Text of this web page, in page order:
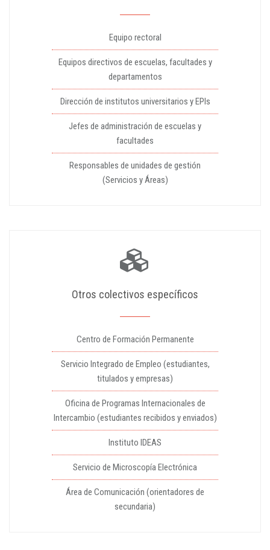
Equipo rectoral
Equipos directivos de escuelas, facultades y
departamentos
Dirección de institutos universitarios y EPIs
Jefes de administración de escuelas y
facultades
Responsables de unidades de gestión
(Servicios y Áreas)
Otros colectivos específicos
Centro de Formación Permanente
Servicio Integrado de Empleo (estudiantes,
titulados y empresas)
Oficina de Programas Internacionales de
Intercambio (estudiantes recibidos y enviados)
Instituto IDEAS
Servicio de Microscopía Electrónica
Área de Comunicación (orientadores de
secundaria)